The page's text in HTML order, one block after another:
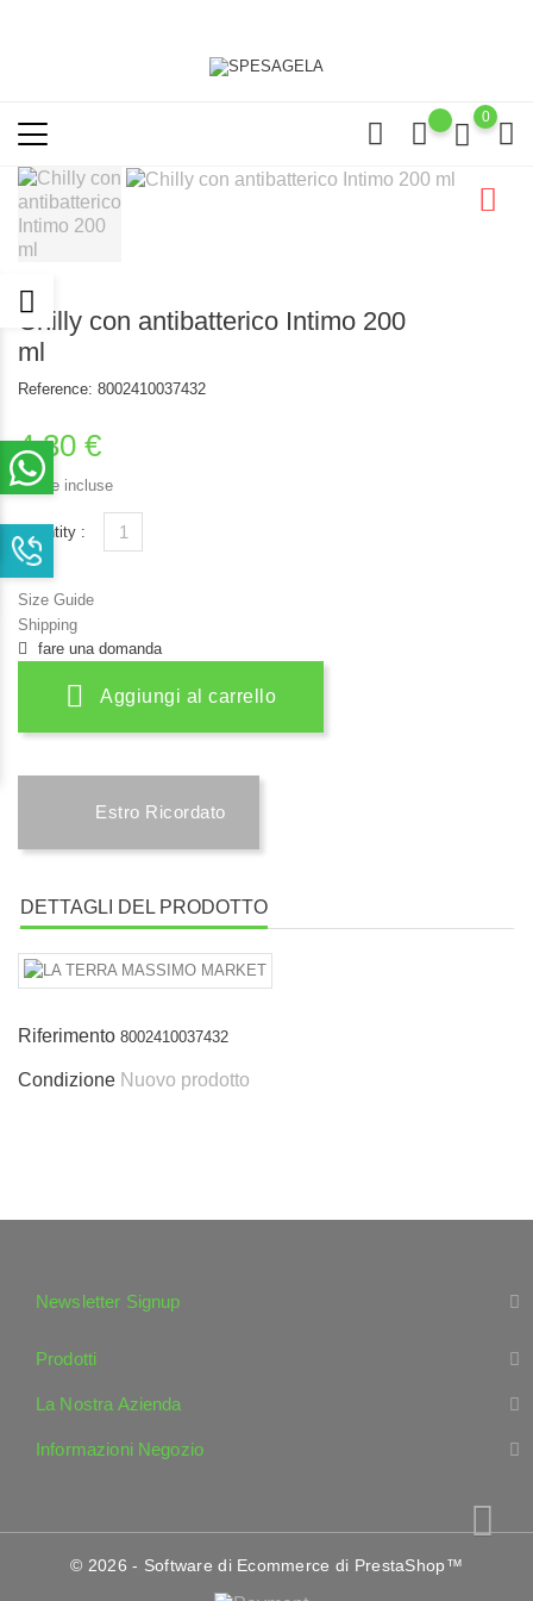
0
Chilly con antibatterico Intimo 200
ml
Reference: 8002410037432
4,30 €
Tasse incluse
Quantity :
Size Guide
Shipping
fare una domanda
Aggiungi al carrello
Estro Ricordato
DETTAGLI DEL PRODOTTO
Riferimento 8002410037432
Condizione Nuovo prodotto
Newsletter Signup
Prodotti
La Nostra Azienda
Informazioni Negozio
© 2026 - Software di Ecommerce di PrestaShop™